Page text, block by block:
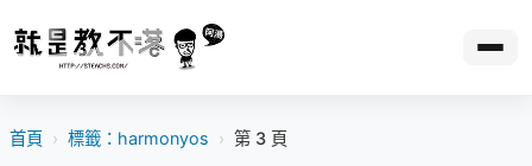
首頁 › 標籤：harmonyos › 第 3 頁